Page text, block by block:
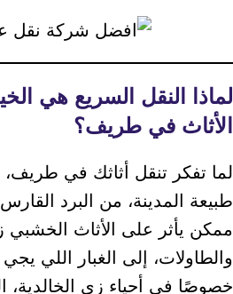
لماذا النقل السريع هي
الأثاث في طريف؟
لما تفكر تنقل أثاثك في
طبيعة المدينة، من البرد
ممكن يأثر على الأثاث الخشبي
والطاولات، إلى الغبار اللي
خصوصًا في أحياء زي الخالدية،